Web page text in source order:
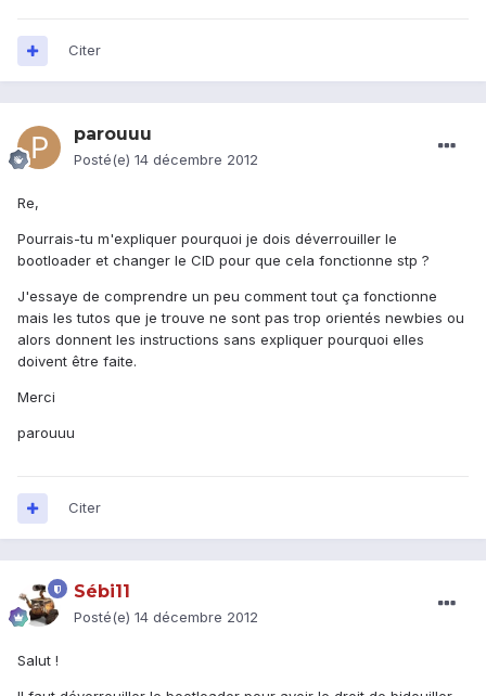
Citer
parouuu
Posté(e) 14 décembre 2012
Re,
Pourrais-tu m'expliquer pourquoi je dois déverrouiller le
bootloader et changer le CID pour que cela fonctionne stp ?
J'essaye de comprendre un peu comment tout ça fonctionne
mais les tutos que je trouve ne sont pas trop orientés newbies ou
alors donnent les instructions sans expliquer pourquoi elles
doivent être faite.
Merci
parouuu
Citer
Sébi11
Posté(e) 14 décembre 2012
Salut !